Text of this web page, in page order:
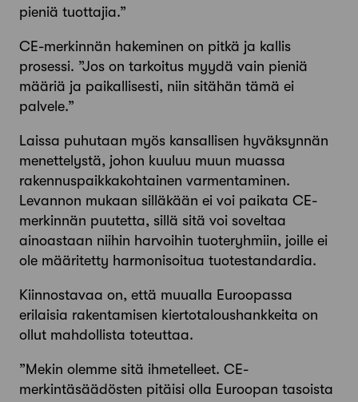
pieniä tuottajia.”
CE-merkinnän hakeminen on pitkä ja kallis
prosessi. ”Jos on tarkoitus myydä vain pieniä
määriä ja paikallisesti, niin sitähän tämä ei
palvele.”
Laissa puhutaan myös kansallisen hyväksynnän
menettelystä, johon kuuluu muun muassa
rakennuspaikkakohtainen varmentaminen.
Levannon mukaan silläkään ei voi paikata CE-
merkinnän puutetta, sillä sitä voi soveltaa
ainoastaan niihin harvoihin tuoteryhmiin, joille ei
ole määritetty harmonisoitua tuotestandardia.
Kiinnostavaa on, että muualla Euroopassa
erilaisia rakentamisen kiertotaloushankkeita on
ollut mahdollista toteuttaa.
”Mekin olemme sitä ihmetelleet. CE-
merkintäsäädösten pitäisi olla Euroopan tasoista